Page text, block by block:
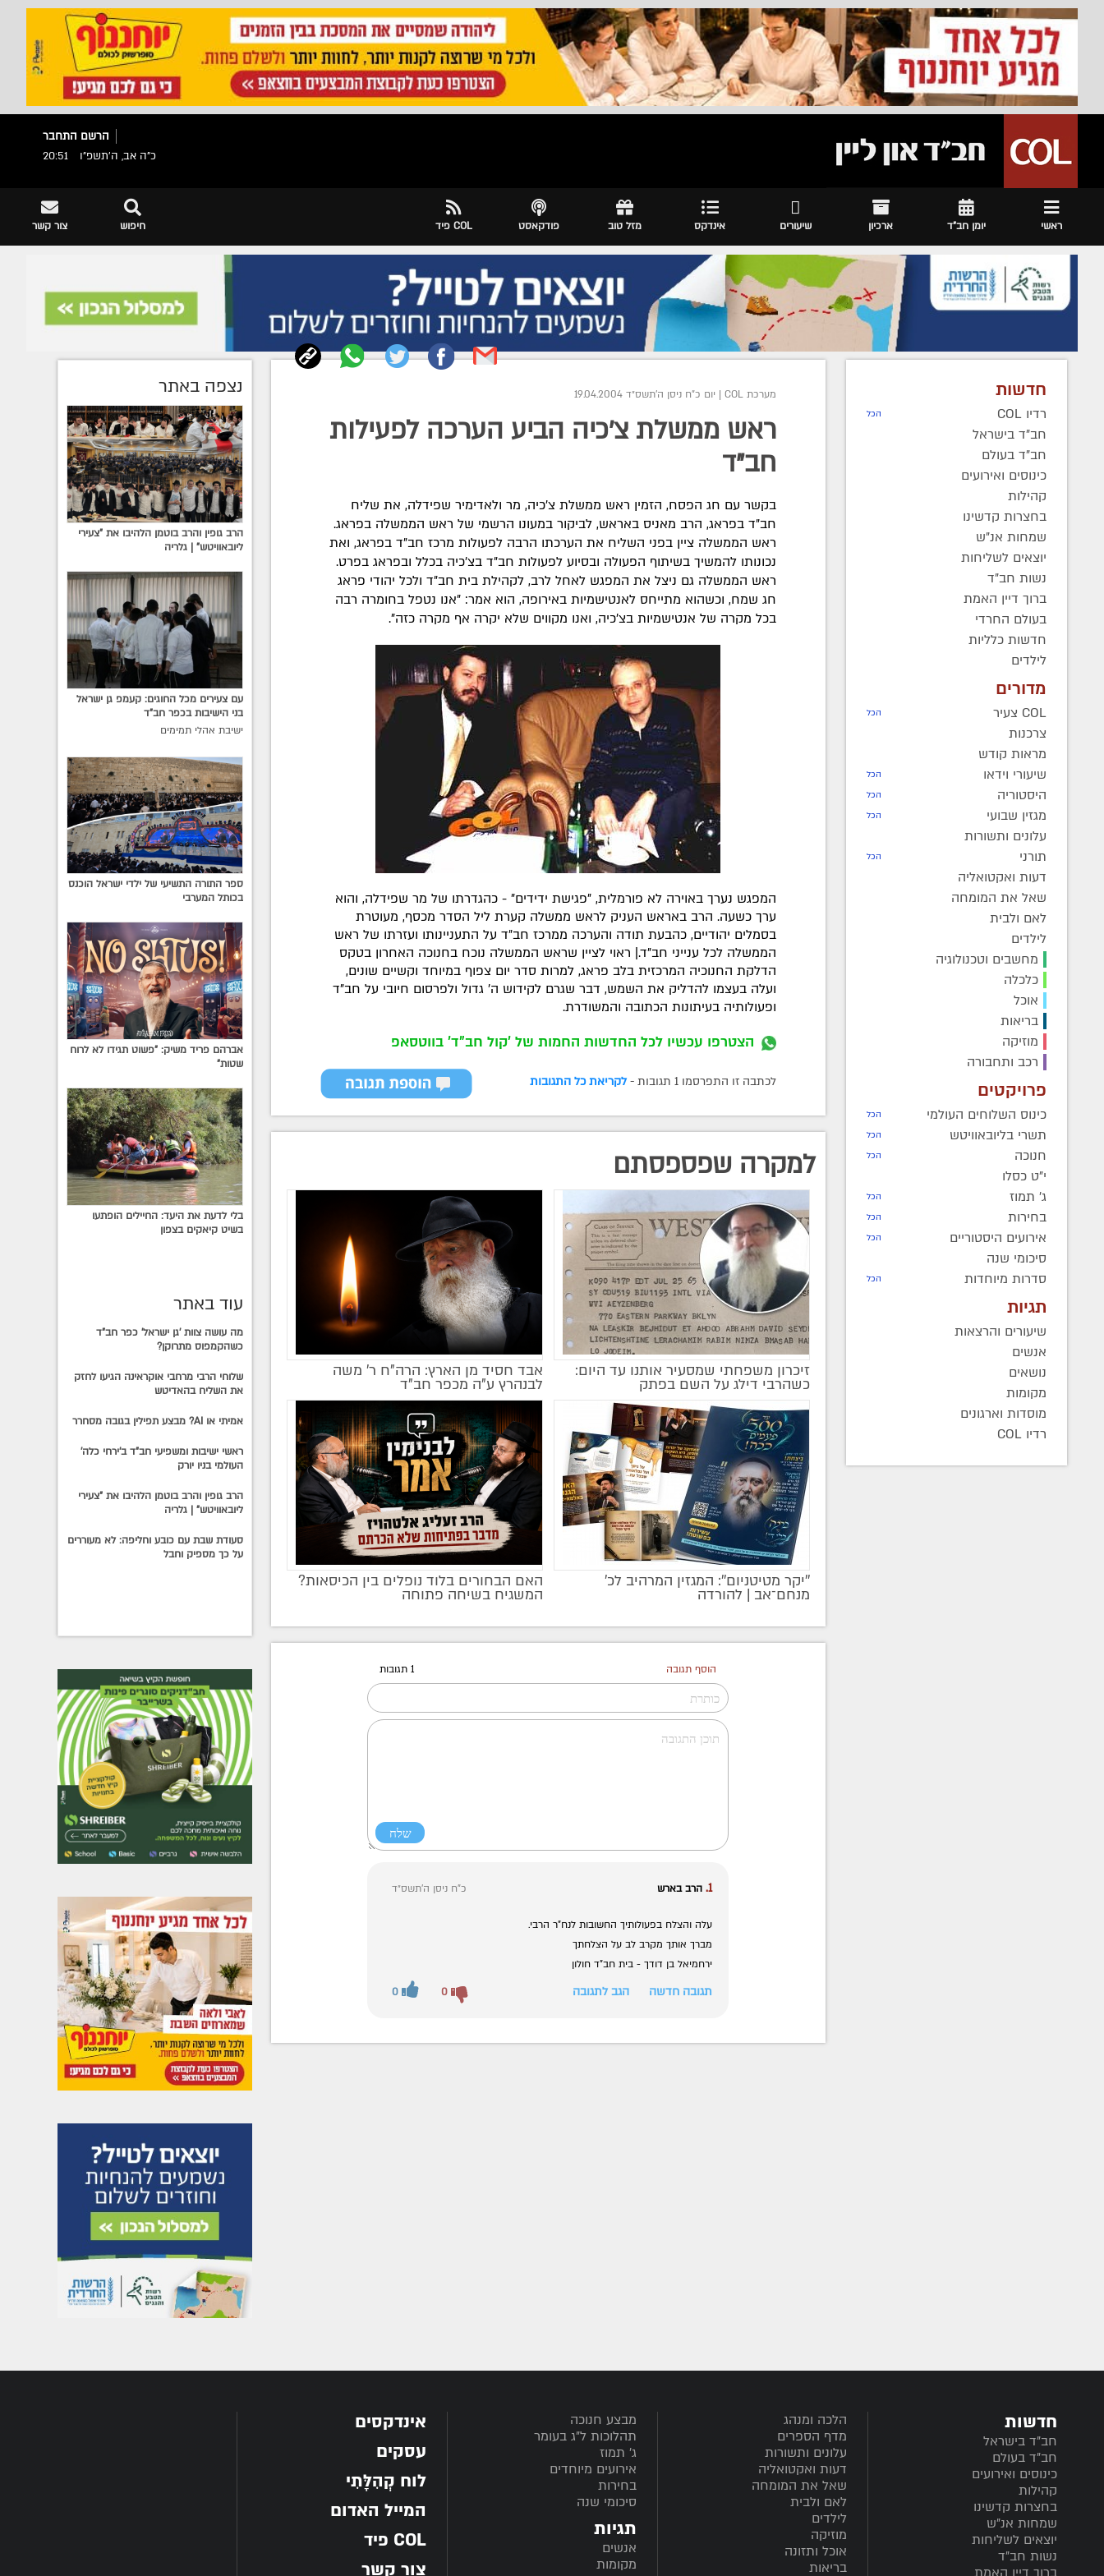
הרשם התחבר
כ"ה אב, ה׳תשפ״ו
20:51
ראשי יומן חב"ד ארכיון שיעורים אינדקס מזל טוב פודקאסט COL פיד צור קשר חיפוש
חדשות
רדיו COL הכל
חב"ד בישראל
חב"ד בעולם
כינוסים ואירועים
קהילות
בחצרות קדשינו
שמחות אנ"ש
יוצאים לשליחות
נשות חב"ד
ברוך דיין האמת
בעולם החרדי
חדשות כלליות
לילדים
מדורים
COL צעיר הכל
צרכנות
מראות קודש
שיעורי וידאו
הכל
היסטוריה הכל
מגזין שבועי הכל
עלונים ותשורות
תורני
הכל
דעות ואקטואליה
שאל את המומחה
לאם ולבית
לילדים
מחשבים וטכנולוגיה
כלכלה
אוכל
בריאות
מוזיקה
רכב ותחבורה
פרויקטים
כינוס השלוחים העולמי הכל
תשרי בליובאוויטש הכל
חנוכה הכל
י"ט כסלו
ג' תמוז
הכל
בחירות הכל
אירועים היסטוריים הכל
סיכומי שנה
סדרות מיוחדות
הכל
תגיות
שיעורים והרצאות
אנשים
נושאים
מקומות
מוסדות וארגונים
רדיו COL
מערכת COL | יום כ"ח ניסן ה׳תשס״ד 19.04.2004
ראש ממשלת צ'כיה הביע הערכה לפעילות
חב"ד
בקשר עם חג הפסח, הזמין ראש ממשלת צ'כיה, מר ולאדימיר שפידלה, את שליח
חב"ד בפראג, הרב מאניס באראש, לביקור במעונו הרשמי של ראש הממשלה בפראג.
ראש הממשלה ציין בפני השליח את הערכתו הרבה לפעולות מרכז חב"ד בפראג, ואת
נכונותו להמשיך בשיתוף הפעולה ובסיוע לפעולות חב"ד בצ'כיה בכלל ובפראג בפרט.
ראש הממשלה גם ניצל את המפגש לאחל לרב, לקהילת בית חב"ד ולכל יהודי פראג
חג שמח, וכשהוא מתייחס לאנטישמיות באירופה, הוא אמר: "אנו נטפל בחומרה רבה
בכל מקרה של אנטישמיות בצ'כיה, ואנו מקווים שלא יקרה אף מקרה כזה".
המפגש נערך באוירה לא פורמלית, "פגישת ידידים" - כהגדרתו של מר שפידלה, והוא
ערך כשעה. הרב באראש העניק לראש ממשלה קערת ליל הסדר מכסף, מעוטרת
בסמלים יהודיים, כהבעת תודה והערכה ממרכז חב"ד על התעניינותו ועזרתו של ראש
הממשלה לכל ענייני חב"ד.| ראוי לציין שראש הממשלה נוכח בחנוכה האחרון בטקס
הדלקת החנוכיה המרכזית בלב פראג, למרות סדר יום צפוף במיוחד וקשיים שונים,
ועלה בעצמו להדליק את השמש, דבר שגרם לקידוש ה' גדול ולפרסום חיובי על חב"ד
ופעולותיה בעיתונות הכתובה והמשודרת.
הצטרפו עכשיו לכל החדשות החמות של 'קול חב"ד' בווטסאפ
לכתבה זו התפרסמו 1 תגובות - לקריאת כל התגובות
למקרה שפספסתם
זיכרון משפחתי שמסעיר אותנו עד היום:
כשהרבי דילג על השם בפתק
אבד חסיד מן הארץ: הרה"ח ר' משה
לבנהרץ ע"ה מכפר חב"ד
מקודם
''יקר מטיטניום'': המגזין המרהיב לכ’
מנחם־אב | להורדה
מקודם
האם הבחורים בלוד נופלים בין הכיסאות?
המשגיח בשיחה פתוחה
הוסף תגובה 1 תגובות
1. הרב בארש כ"ח ניסן ה׳תשס״ד
עלה והצלח בפעולותיך החשובות לנח"ר הרבי.
מברך אותך מקרב לב על הצלחתך
ירחמיאל בן דודך - בית חב"ד חולון
תגובה חדשה הגב לתגובה 0 0
נצפה באתר
הרב גופין והרב בוטמן הלהיבו את "צעירי
ליובאוויטש" | גלריה
עם צעירים מכל החוגים: קעמפ גן ישראל
בני הישיבות בכפר חב"ד
ישיבת אהלי תמימים
ספר התורה התשיעי של ילדי ישראל הוכנס
בכותל המערבי
אברהם פריד משיק: "פשוט תגידו לא לרוח
שטות"
בלי לדעת את היעד: החיילים הופתעו
בשיט קיאקים בצפון
עוד באתר
מה עושה צוות 'גן ישראל' כפר חב"ד
כשהקמפוס מתרוקן?
שלוחי הרבי מרחבי אוקראינה הגיעו לחזק
את השליח בהאדיטש
אמיתי או AI? מבצע תפילין בגובה מסחרר
ראשי ישיבות ומשפיעי חב"ד ב'ירחי כלה'
העולמי בניו יורק
הרב גופין והרב בוטמן הלהיבו את "צעירי
ליובאוויטש" | גלריה
סעודת שבת עם כובע וחליפה: לא מעוררים
על כך מספיק וחבל
חדשות
חב”ד בישראל
חב”ד בעולם
כינוסים ואירועים
קהילות
בחצרות קדשינו
שמחות אנ"ש
יוצאים לשליחות
נשות חב"ד
הלכה ומנהג
מדף הספרים
עלונים ותשורות
דעות ואקטואליה
שאל את המומחה
לאם ולבית
לילדים
מוזיקה
אוכל ותזונה
בריאות
מבצע חנוכה
תהלוכות ל"ג בעומר
ג' תמוז
אירועים מיוחדים
בחירות
סיכומי שנה
תגיות
אנשים
מקומות
אינדקסים
עסקים
לוח קְהִלָּתִי
המייל האדום
COL פיד
צור קשר